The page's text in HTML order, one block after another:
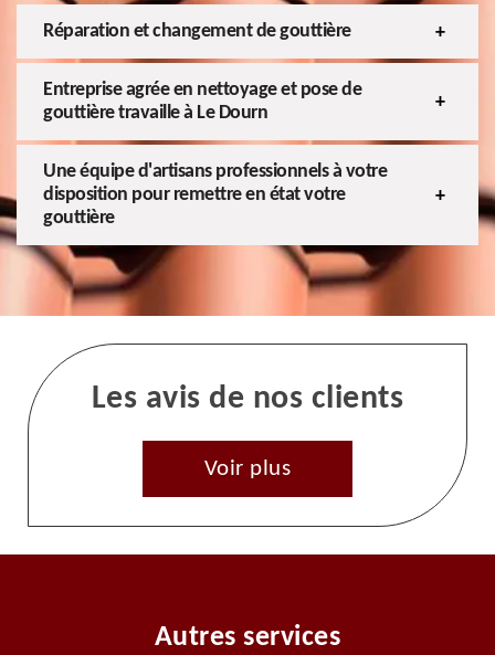
Réparation et changement de gouttière
Entreprise agrée en nettoyage et pose de
gouttière travaille à Le Dourn
Une équipe d'artisans professionnels à votre
disposition pour remettre en état votre
gouttière
Les avis de nos clients
Voir plus
Autres services